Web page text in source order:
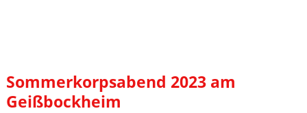
Sommerkorpsabend 2023 am
Geißbockheim